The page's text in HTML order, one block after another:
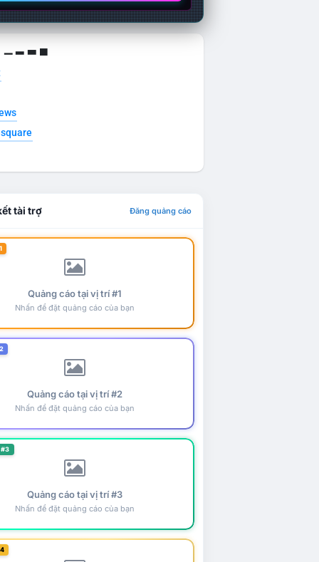
▁ ▂ ▃ ▄
tài trợ Đăng quảng cáo
Quảng cáo tại vị trí #1
Nhấn để đặt quảng cáo của bạn
Quảng cáo tại vị trí #2
Nhấn để đặt quảng cáo của bạn
Quảng cáo tại vị trí #3
Nhấn để đặt quảng cáo của bạn